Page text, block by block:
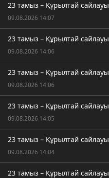
23 тамыз – Құрылтай сайлауы
09.08.2026 14:07
23 тамыз – Құрылтай сайлауы
09.08.2026 14:06
23 тамыз – Құрылтай сайлауы
09.08.2026 14:06
23 тамыз – Құрылтай сайлауы
09.08.2026 14:05
23 тамыз – Құрылтай сайлауы
09.08.2026 14:04
23 тамыз – Құрылтай сайлауы